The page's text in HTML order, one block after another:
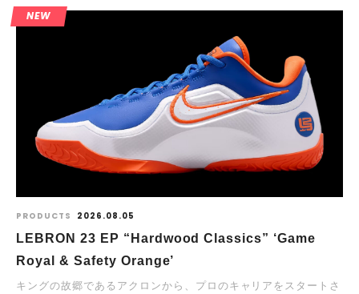
NEW
PRODUCTS 2026.08.05
LEBRON 23 EP “Hardwood Classics” ‘Game
Royal & Safety Orange’
キングの故郷であるアクロンから、プロのキャリアをスタートさ